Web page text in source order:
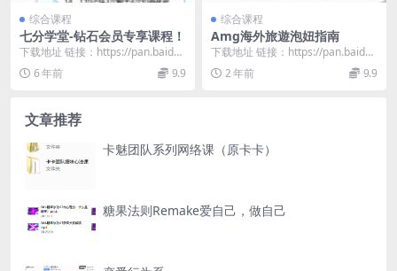
综合课程
七分学堂-钻石会员专享课程！
下载地址 链接：https://pan.baidu.
com/s/1we4ZXVh...
6 年前 9.9
综合课程
Amg海外旅遊泡妞指南
下载地址 链接：https://pan.baidu.
com/s/1JkgjwV3...
2 年前 9.9
文章推荐
卡魅团队系列网络课（原卡卡）
糖果法则Remake爱自己，做自己